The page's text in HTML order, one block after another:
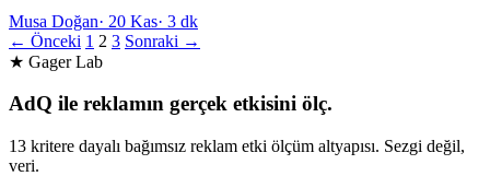
Musa Doğan· 20 Kas· 3 dk
← Önceki 1 2 3 Sonraki →
★ Gager Lab
AdQ ile reklamın gerçek etkisini ölç.
13 kritere dayalı bağımsız reklam etki ölçüm altyapısı. Sezgi değil,
veri.